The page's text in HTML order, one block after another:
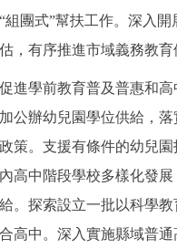
組團式”幫扶工作。深入
，有序推進市域義務教育
促進學前教育普及普惠和
公辦幼兒園學位供給，
策。支援有條件的幼兒
高中階段學校多樣化發
。探索設立一批以科學
高中。深入實施縣域普通